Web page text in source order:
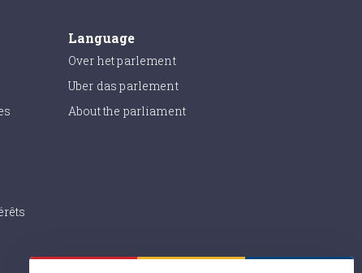
Language
Over het parlement
Uber das parlement
About the parliament